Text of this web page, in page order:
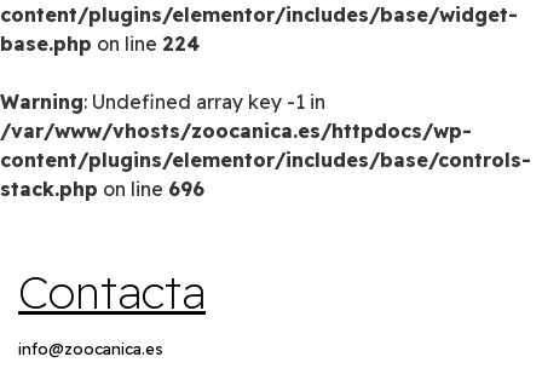
content/plugins/elementor/includes/base/widget-
base.php on line 224
Warning: Undefined array key -1 in
/var/www/vhosts/zoocanica.es/httpdocs/wp-
content/plugins/elementor/includes/base/controls-
stack.php on line 696
Contacta
info@zoocanica.es